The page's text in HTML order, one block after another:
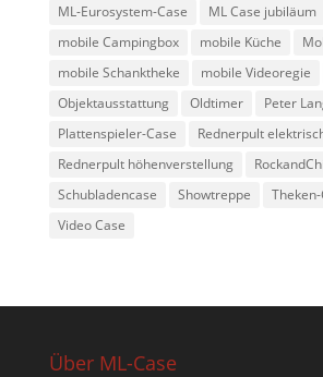
ML-Eurosystem-Case
ML Case jubiläum
mobile Campingbox
mobile Küche
mobile Schanktheke
mobile Videoregie
Objektausstattung
Oldtimer
Peter
Plattenspieler-Case
Rednerpult
Rednerpult höhenverstellung
Schubladencase
Showtreppe
Video Case
Über ML-Case